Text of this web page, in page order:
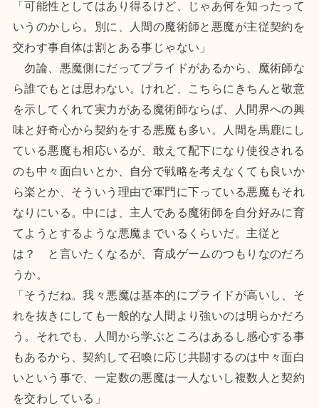
「可能性としてはあり得るけど、じゃあ何を知ったって
いうのかしら。別に、人間の魔術師と悪魔が主従契約を
交わす事自体は割とある事じゃない」
勿論、悪魔側にだってプライドがあるから、魔術師な
ら誰でもとは思わない。けれど、こちらにきちんと敬意
を示してくれて実力がある魔術師ならば、人間界への興
味と好奇心から契約をする悪魔も多い。人間を馬鹿にし
ている悪魔も相応いるが、敢えて配下になり使役される
のも中々面白いとか、自分で戦略を考えなくても良いか
ら楽とか、そういう理由で軍門に下っている悪魔もそれ
なりにいる。中には、主人である魔術師を自分好みに育
てようとするような悪魔までいるくらいだ。主従と
は？ と言いたくなるが、育成ゲームのつもりなのだろ
うか。
「そうだね。我々悪魔は基本的にプライドが高いし、そ
れを抜きにしても一般的な人間より強いのは明らかだろ
う。それでも、人間から学ぶところはあるし感心する事
もあるから、契約して召喚に応じ共闘するのは中々面白
いという事で、一定数の悪魔は一人ないし複数人と契約
を交わしている」